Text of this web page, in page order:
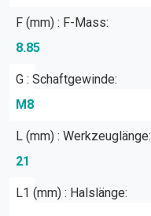
F (mm) : F-Mass:
8.85
G : Schaftgewinde:
M8
L (mm) : Werkzeuglänge:
21
L1 (mm) : Halslänge: